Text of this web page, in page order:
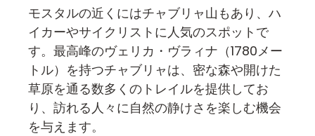
モスタルの近くにはチャブリャ山もあり、ハ
イカーやサイクリストに人気のスポットで
す。最高峰のヴェリカ・ヴラィナ（1780メー
トル）を持つチャブリャは、密な森や開けた
草原を通る数多くのトレイルを提供してお
り、訪れる人々に自然の静けさを楽しむ機会
を与えます。